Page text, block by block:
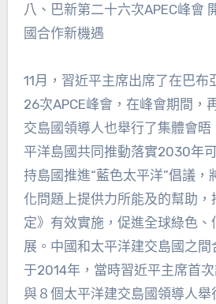
八、巴新第二十六次APEC峰會
國合作新機遇
11月，習近平主席出席了在巴布
26次APCE峰會，在峰會期間，
交島國領導人也舉行了集體會
平洋島國共同推動落實2030年
持島國推進“藍色太平洋”倡議，
化問題上提供力所能及的幫助，
定》有效實施，促進全球綠色、
展。中國和太平洋建交島國之
于2014年，當時習近平主席首
與８個太平洋建交島國領導人舉